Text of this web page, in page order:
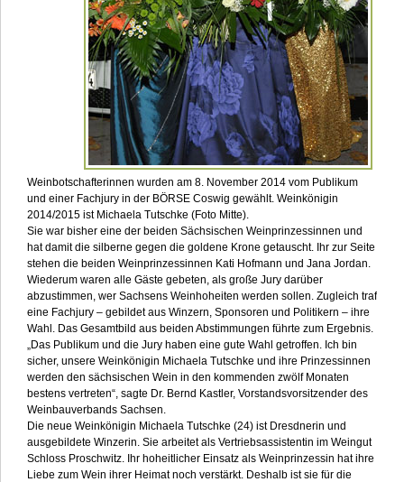
Weinbotschafterinnen wurden am 8. November 2014 vom Publikum
und einer Fachjury in der BÖRSE Coswig gewählt. Weinkönigin
2014/2015 ist Michaela Tutschke (Foto Mitte).
Sie war bisher eine der beiden Sächsischen Weinprinzessinnen und
hat damit die silberne gegen die goldene Krone getauscht. Ihr zur Seite
stehen die beiden Weinprinzessinnen Kati Hofmann und Jana Jordan.
Wiederum waren alle Gäste gebeten, als große Jury darüber
abzustimmen, wer Sachsens Weinhoheiten werden sollen. Zugleich traf
eine Fachjury – gebildet aus Winzern, Sponsoren und Politikern – ihre
Wahl. Das Gesamtbild aus beiden Abstimmungen führte zum Ergebnis.
„Das Publikum und die Jury haben eine gute Wahl getroffen. Ich bin
sicher, unsere Weinkönigin Michaela Tutschke und ihre Prinzessinnen
werden den sächsischen Wein in den kommenden zwölf Monaten
bestens vertreten“, sagte Dr. Bernd Kastler, Vorstandsvorsitzender des
Weinbauverbands Sachsen.
Die neue Weinkönigin Michaela Tutschke (24) ist Dresdnerin und
ausgebildete Winzerin. Sie arbeitet als Vertriebsassistentin im Weingut
Schloss Proschwitz. Ihr hoheitlicher Einsatz als Weinprinzessin hat ihre
Liebe zum Wein ihrer Heimat noch verstärkt. Deshalb ist sie für die